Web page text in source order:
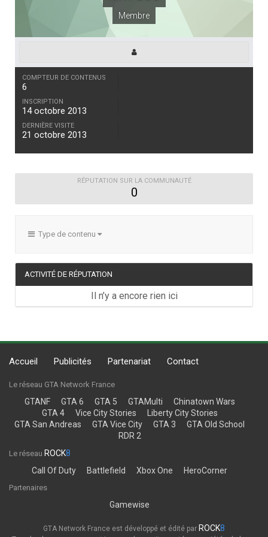
Membre
COMPTEUR DE CONTENUS
6
INSCRIPTION
14 octobre 2013
DERNIÈRE VISITE
21 octobre 2013
RÉPUTATION SUR LA COMMUNAUTÉ
0
Type de contenu
ACTIVITÉ DE RÉPUTATION
Il n’y a encore rien ici
Accueil Publicités Partenariat Contact
Le réseau GTA Network France
GTANF GTA 6 GTA 5 GTAMulti
Chinatown Wars
GTA 4
Vice City Stories
Liberty City Stories
GTA San Andreas
GTA Vice City GTA 3
GTA Old School
RDR 2
Le réseau ROCK8
Call Of Duty
Battlefield Xbox One HeroCorner
Partenaires
Gamewise
GTA Network France est développé et édité par ROCK8